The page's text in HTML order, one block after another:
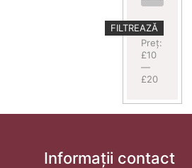
Preț
minim
Preț
maxim
FILTREAZĂ
Preț:
£10
—
£20
Informații contact